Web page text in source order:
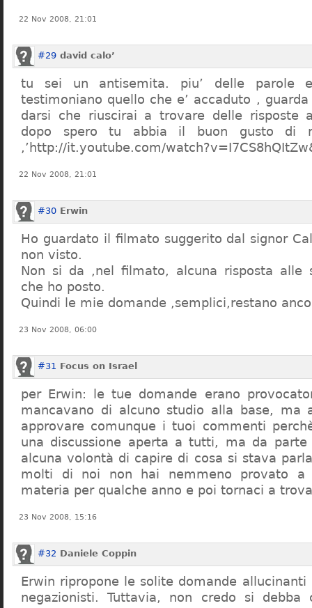
22 Nov 2008, 21:01
#29 david calo’
tu sei un antisemita. piu’ delle parole
testimoniano quello che e’ accaduto , guarda
darsi che riuscirai a trovare delle risposte
dopo spero tu abbia il buon gusto di
,’http://it.youtube.com/
22 Nov 2008, 21:01
#30 Erwin
Ho guardato il filmato suggerito dal signor
non visto.
Non si da ,nel filmato, alcuna risposta alle
che ho posto.
Quindi le mie domande ,semplici,restano
23 Nov 2008, 06:00
#31 Focus on Israel
per Erwin: le tue domande erano
mancavano di alcuno studio alla base, ma
approvare comunque i tuoi commenti
una discussione aperta a tutti, ma da parte
alcuna volontà di capire di cosa si stava
molti di noi non hai nemmeno provato a
materia per qualche anno e poi tornaci a
23 Nov 2008, 15:16
#32 Daniele Coppin
Erwin ripropone le solite domande
negazionisti. Tuttavia, non credo si debba